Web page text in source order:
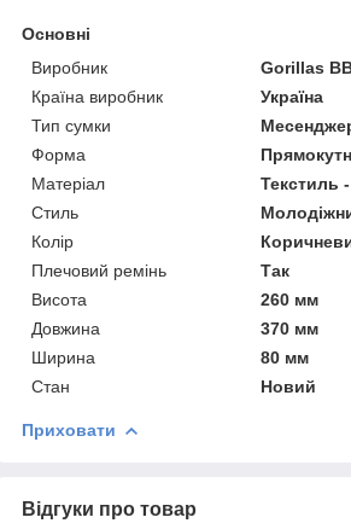
Основні
Виробник
Gorillas
Країна виробник
Україна
Тип сумки
Форма
Матеріал
Текстиль
Стиль
Колір
Плечовий ремінь
Так
Висота
260 мм
Довжина
370 мм
Ширина
80 мм
Стан
Новий
Приховати
Відгуки про товар